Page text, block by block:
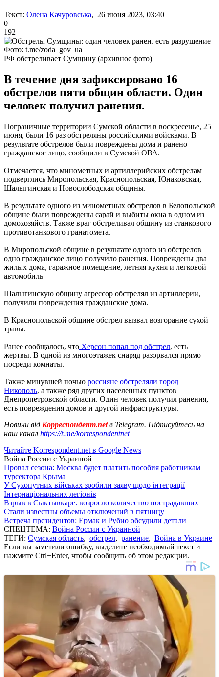
Текст: Олена Качуровська, 26 июня 2023, 03:40
0
192
Фото: t.me/zoda_gov_ua
РФ обстреливает Сумщину (архивное фото)
В течение дня зафиксировано 16
обстрелов пяти общин области. Один
человек получил ранения.
Пограничные территории Сумской области в воскресенье, 25
июня, были 16 раз обстреляны российскими войсками. В
результате обстрелов были повреждены дома и ранено
гражданское лицо, сообщили в Сумской ОВА.
Отмечается, что минометных и артиллерийских обстрелам
подверглись Миропольская, Краснопольская, Юнаковская,
Шалыгинская и Новослободская общины.
В результате одного из минометных обстрелов в Белопольской
общине были повреждены сарай и выбиты окна в одном из
домохозяйств. Также враг обстреливал общину из станкового
противотанкового гранатомета.
В Миропольской общине в результате одного из обстрелов
одно гражданское лицо получило ранения. Повреждены два
жилых дома, гаражное помещение, летняя кухня и легковой
автомобиль.
Шалыгинскую общину агрессор обстрелял из артиллерии,
получили повреждения гражданские дома.
В Краснопольской общине обстрел вызвал возгорание сухой
травы.
Ранее сообщалось, что Херсон попал под обстрел, есть
жертвы. В одной из многоэтажек снаряд разорвался прямо
посреди комнаты.
Также минувшей ночью россияне обстреляли город
Никополь, а также ряд других населенных пунктов
Днепропетровской области. Один человек получил ранения,
есть повреждения домов и другой инфраструктуры.
Новини від Корреспондент.netв Telegram. Підписуйтесь на
наш канал https://t.me/korrespondentnet
Читайте Korrespondent.net в Google News
Война России с Украиной
Провал сезона: Москва будет платить пособия работникам
турсектора Крыма
У Сухопутних військах зробили заяву щодо інтеграції
Інтернаціональних легіонів
Взрыв в Сыктывкаре: возросло количество пострадавших
Стали известны объемы отключений в пятницу
Встреча президентов: Ермак и Рубио обсудили детали
СПЕЦТЕМА: Война России с Украиной
ТЕГИ: Сумская область, обстрел, ранение, Война в Украине
Если вы заметили ошибку, выделите необходимый текст и
нажмите Ctrl+Enter, чтобы сообщить об этом редакции.